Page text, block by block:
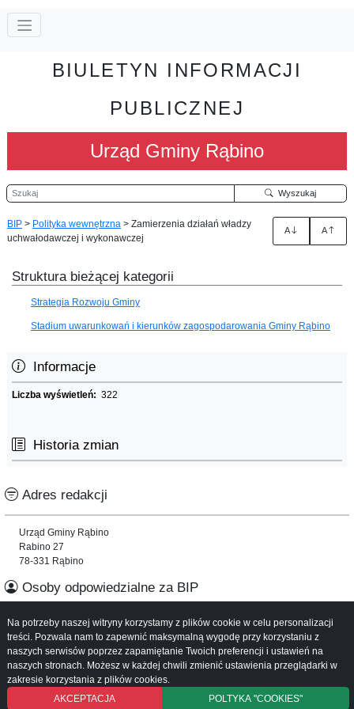
BIULETYN INFORMACJI
PUBLICZNEJ
Urząd Gminy Rąbino
Szukaj Wyszukaj
BIP > Polityka wewnętrzna > Zamierzenia działań władzy
uchwałodawczej i wykonawczej
A A
Struktura bieżącej kategorii
Strategia Rozwoju Gminy
Stadium uwarunkowań i kierunków zagospodarowania Gminy Rąbino
Informacje
Liczba wyświetleń: 322
Historia zmian
Adres redakcji
Urząd Gminy Rąbino
Rabino 27
78-331 Rąbino
Osoby odpowiedzialne za BIP
Informacje o serwisie
Mapa serwisu
Instrukcja obsługi
Na potrzeby naszej witryny korzystamy z plików cookie w celu personalizacji
treści. Pozwala nam to zapewnić maksymalną wygodę przy korzystaniu z
naszych serwisów poprzez zapamiętanie Twoich preferencji i ustawień na
naszych stronach. Możesz w każdej chwili zmienić ustawienia przeglądarki w
zakresie korzystania z plików cookies.
AKCEPTACJA
POLTYKA "COOKIES"